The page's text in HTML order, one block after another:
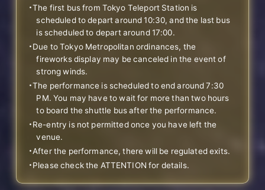
・The first bus from Tokyo Teleport Station is
scheduled to depart around 10:30, and the last bus
is scheduled to depart around 17:00.
・Due to Tokyo Metropolitan ordinances, the
fireworks display may be canceled in the event of
strong winds.
・The performance is scheduled to end around 7:30
PM. You may have to wait for more than two hours
to board the shuttle bus after the performance.
・Re-entry is not permitted once you have left the
venue.
・After the performance, there will be regulated exits.
・Please check the ATTENTION for details.